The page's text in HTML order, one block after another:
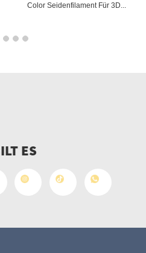
Color Seidenfilament Für 3D...
ES